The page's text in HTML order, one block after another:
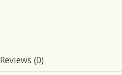
Reviews (0)